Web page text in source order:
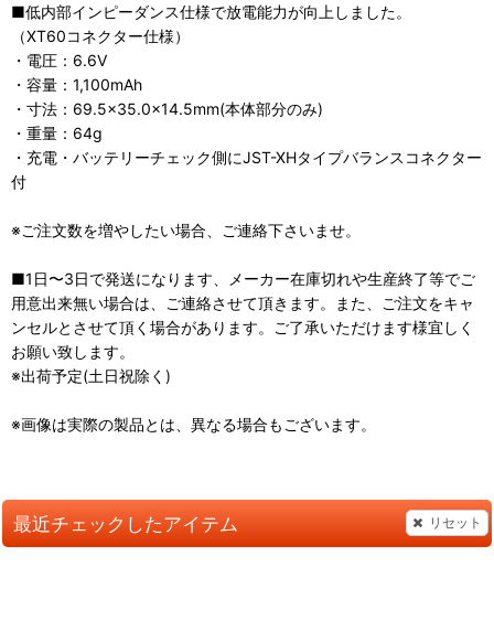
■低内部インピーダンス仕様で放電能力が向上しました。
（XT60コネクター仕様）
・電圧：6.6V
・容量：1,100mAh
・寸法：69.5×35.0×14.5mm(本体部分のみ)
・重量：64g
・充電・バッテリーチェック側にJST-XHタイプバランスコネクター
付
※ご注文数を増やしたい場合、ご連絡下さいませ。
■1日〜3日で発送になります、メーカー在庫切れや生産終了等でご
用意出来無い場合は、ご連絡させて頂きます。また、ご注文をキャ
ンセルとさせて頂く場合があります。ご了承いただけます様宜しく
お願い致します。
※出荷予定(土日祝除く)
※画像は実際の製品とは、異なる場合もございます。
最近チェックしたアイテム リセット